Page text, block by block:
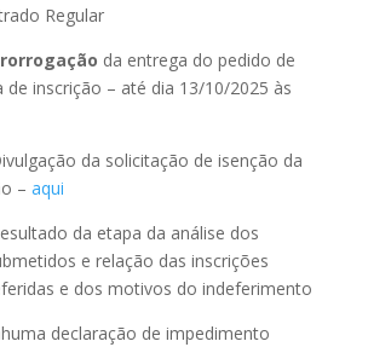
Regular
da entrega do pedido de
de inscrição – até dia 13/10/2025 às
da solicitação de isenção da
– aqui
da etapa da análise dos
e relação das inscrições
e dos motivos do indeferimento
declaração de impedimento